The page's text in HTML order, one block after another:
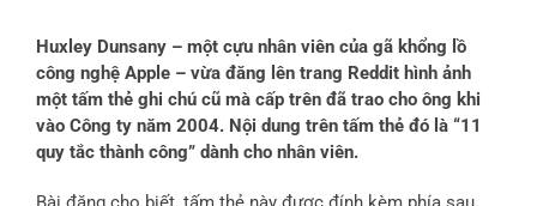
Larger
Image
Huxley Dunsany – một cựu nhân viên của gã khổng lồ
công nghệ Apple – vừa đăng lên trang Reddit hình ảnh
một tấm thẻ ghi chú cũ mà cấp trên đã trao cho ông khi
vào Công ty năm 2004. Nội dung trên tấm thẻ đó là “11
quy tắc thành công” dành cho nhân viên.